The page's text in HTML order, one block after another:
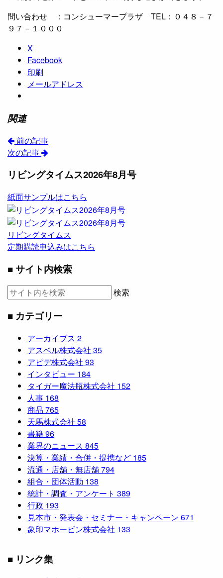
問い合わせ ：コンシューマープラザ TEL：０４８－７
９７－１０００
X
Facebook
印刷
メールアドレス
関連
前の記事
次の記事
リビングタイムス2026年8月号
紙面サンプルはこちら
リビングタイムス
定期購読申込みはこちら
■ サイト内検索
検索
■ カテゴリー
アーカイブス 2
アスベル株式会社 35
アピデ株式会社 93
インタビュー 184
タイガー魔法瓶株式会社 152
人事 168
商品 765
天馬株式会社 58
書籍96
業界のニュース 845
決算・業績・合併・提携など 185
流通・店舗・無店舗794
組合・団体活動 138
統計・調査・アンケート 389
行政 193
見本市・発表会・セミナー・キャンペーン 671
象印マホービン株式会社 133
■ リンク集